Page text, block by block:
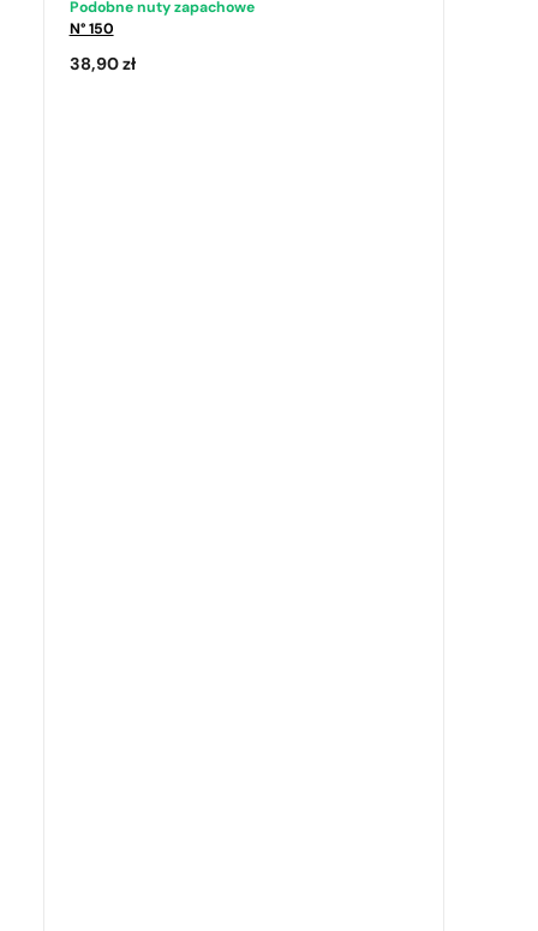
Podobne nuty zapachowe
N° 150
38,90 zł